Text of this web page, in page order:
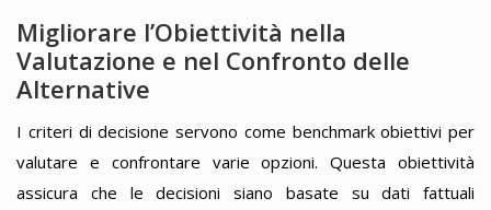
Migliorare l’Obiettività nella
Valutazione e nel Confronto delle
Alternative
I criteri di decisione servono come benchmark obiettivi per
valutare e confrontare varie opzioni. Questa obiettività
assicura che le decisioni siano basate su dati fattuali